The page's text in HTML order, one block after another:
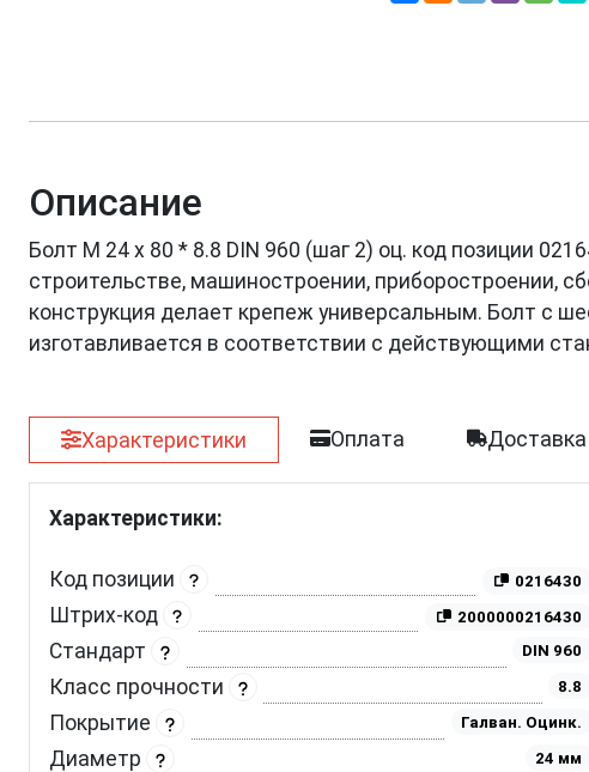
Описание
Болт М 24 х 80 * 8.8 DIN 960 (шаг 2) оц. код позиции
строительстве, машиностроении, приборостроении,
конструкция делает крепеж универсальным. Болт с
изготавливается в соответствии с действующими
Характеристики Оплата
Характеристики:
Код позиции 0216430
Штрих-код 2000000216430
Стандарт DIN 960
Класс прочности 8.8
Покрытие Галван. Оцинк.
Диаметр 24 мм